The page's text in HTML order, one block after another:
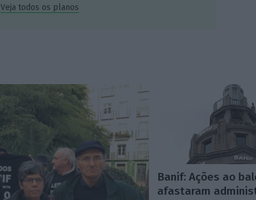
Veja todos os planos
Banif: Ações ao
afastaram